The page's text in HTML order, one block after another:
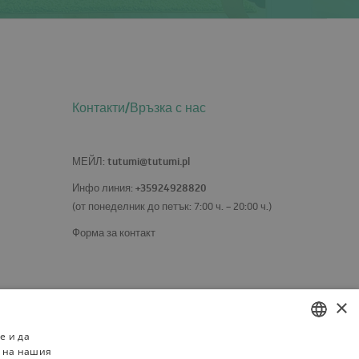
Контакти/Връзка с нас
МЕЙЛ: tutumi@tutumi.pl
Инфо линия: +35924928820
(от понеделник до петък: 7:00 ч. – 20:00 ч.)
Форма за контакт
×
и да
на нашия